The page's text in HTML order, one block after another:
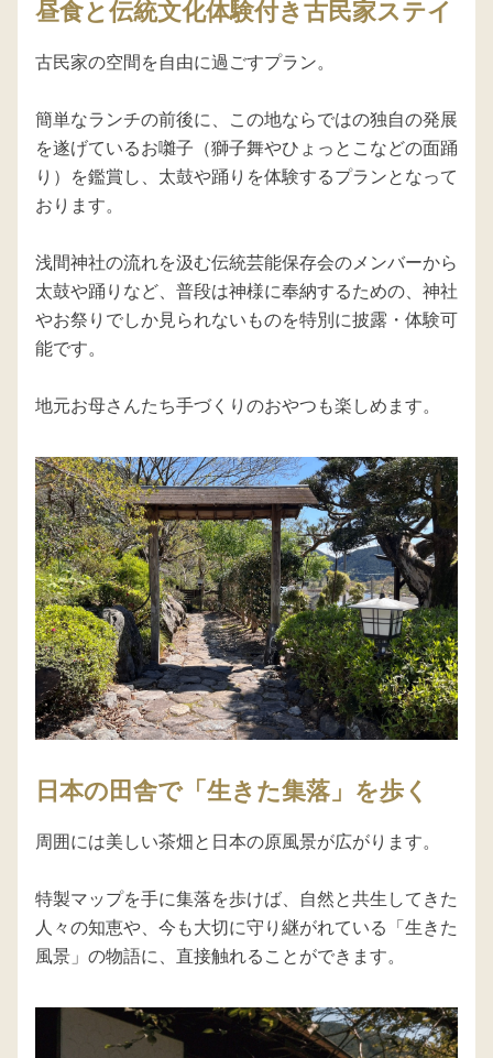
昼食と伝統文化体験付き古民家ステイ
古民家の空間を自由に過ごすプラン。
簡単なランチの前後に、この地ならではの独自の発展
を遂げているお囃⼦（獅⼦舞やひょっとこなどの⾯踊
り）を鑑賞し、太⿎や踊りを体験するプランとなって
おります。
浅間神社の流れを汲む伝統芸能保存会のメンバーから
太⿎や踊りなど、普段は神様に奉納するための、神社
やお祭りでしか見られないものを特別に披露・体験可
能です。
地元お⺟さんたち⼿づくりのおやつも楽しめます。
日本の田舎で「生きた集落」を歩く
周囲には美しい茶畑と日本の原風景が広がります。
特製マップを手に集落を歩けば、自然と共生してきた
人々の知恵や、今も大切に守り継がれている「生きた
風景」の物語に、直接触れることができます。